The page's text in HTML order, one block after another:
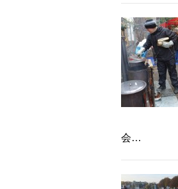
会…